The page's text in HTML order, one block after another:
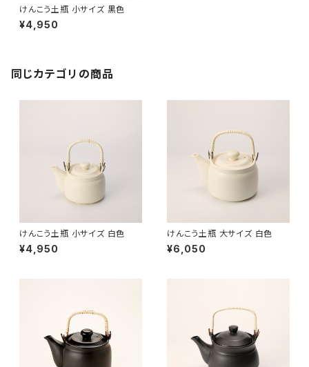
けんこう土瓶 小サイズ 黒色
¥4,950
同じカテゴリの商品
けんこう土瓶 小サイズ 白色
¥4,950
けんこう土瓶 大サイズ 白色
¥6,050